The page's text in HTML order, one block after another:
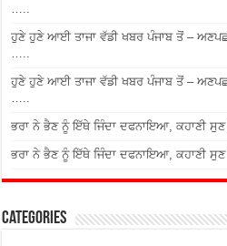
…..
ਹੁਣੇ ਹੁਣੇ ਆਈ ਤਾਜਾ ਵੱਡੀ ਖਬਰ ਪੰਜਾਬ ਤੋਂ –
…..
ਹੁਣੇ ਹੁਣੇ ਆਈ ਤਾਜਾ ਵੱਡੀ ਖਬਰ ਪੰਜਾਬ ਤੋਂ –
…..
ਭਰਾ ਨੇ ਭੈਣ ਨੂੰ ਇੱਥੇ ਜਿੰਦਾ ਦਫਨਾਇਆ, ਕਹਾਣੀ
ਭਰਾ ਨੇ ਭੈਣ ਨੂੰ ਇੱਥੇ ਜਿੰਦਾ ਦਫਨਾਇਆ, ਕਹਾਣੀ
Categories